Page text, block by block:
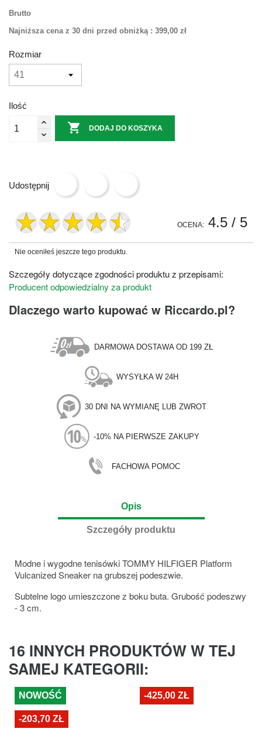
Brutto
Najniższa cena z 30 dni przed obniżką : 399,00 zł
Rozmiar
Ilość
 DODAJ DO KOSZYKA
Udostępnij
OCENA: 4.5 / 5
Nie oceniłeś jeszcze tego produktu.
Szczegóły dotyczące zgodności produktu z przepisami:
Producent odpowiedzialny za produkt
Dlaczego warto kupować w Riccardo.pl?
DARMOWA DOSTAWA OD 199 ZŁ
WYSYŁKA W 24H
30 DNI NA WYMIANĘ LUB ZWROT
-10% NA PIERWSZE ZAKUPY
FACHOWA POMOC
Opis
Szczegóły produktu
Modne i wygodne tenisówki TOMMY HILFIGER Platform
Vulcanized Sneaker na grubszej podeszwie.
Subtelne logo umieszczone z boku buta. Grubość podeszwy
- 3 cm.
16 INNYCH PRODUKTÓW W TEJ
SAMEJ KATEGORII:
NOWOŚĆ
-203,70 ZŁ
-425,00 ZŁ